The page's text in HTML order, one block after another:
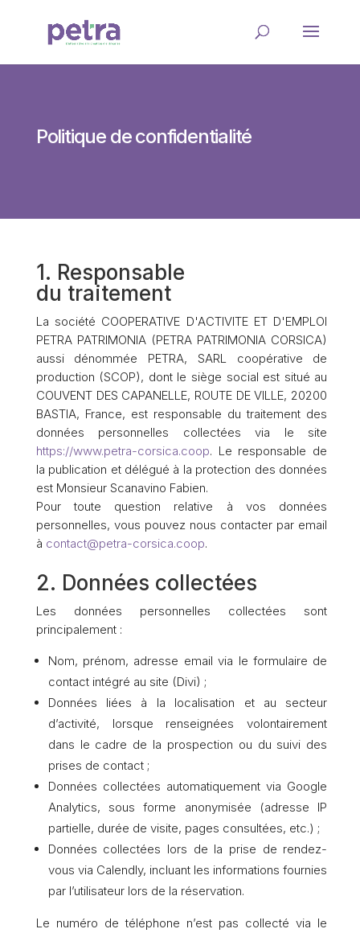
Politique de confidentialité
1. Responsable
du traitement
La société COOPERATIVE D'ACTIVITE ET D'EMPLOI
PETRA PATRIMONIA (PETRA PATRIMONIA CORSICA)
aussi dénommée PETRA, SARL coopérative de
production (SCOP), dont le siège social est situé au
COUVENT DES CAPANELLE, ROUTE DE VILLE, 20200
BASTIA, France, est responsable du traitement des
données personnelles collectées via le site
https://www.petra-corsica.coop. Le responsable de
la publication et délégué à la protection des données
est Monsieur Scanavino Fabien.
Pour toute question relative à vos données
personnelles, vous pouvez nous contacter par email
à contact@petra-corsica.coop.
2. Données collectées
Les données personnelles collectées sont
principalement :
Nom, prénom, adresse email via le formulaire de
contact intégré au site (Divi) ;
Données liées à la localisation et au secteur
d’activité, lorsque renseignées volontairement
dans le cadre de la prospection ou du suivi des
prises de contact ;
Données collectées automatiquement via Google
Analytics, sous forme anonymisée (adresse IP
partielle, durée de visite, pages consultées, etc.) ;
Données collectées lors de la prise de rendez-
vous via Calendly, incluant les informations fournies
par l’utilisateur lors de la réservation.
Le numéro de téléphone n’est pas collecté via le